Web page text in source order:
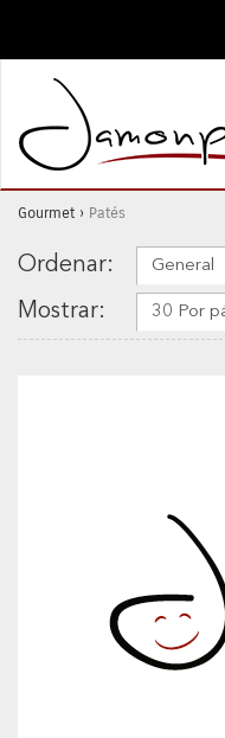
Gourmet › Patés
Ordenar: General
Mostrar: 30 Por